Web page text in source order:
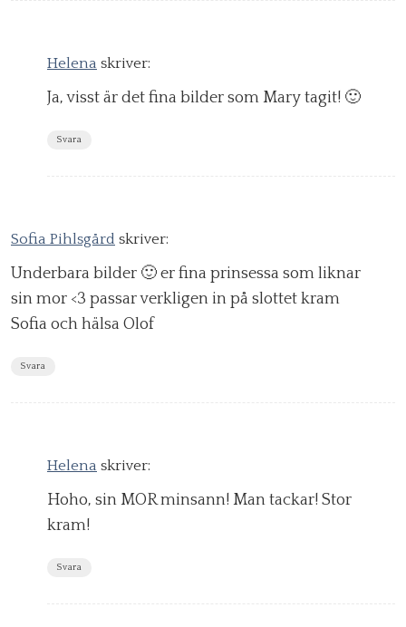
Helena skriver:
Ja, visst är det fina bilder som Mary tagit! 🙂
Svara
Sofia Pihlsgård skriver:
Underbara bilder 🙂 er fina prinsessa som liknar
sin mor <3 passar verkligen in på slottet kram
Sofia och hälsa Olof
Svara
Helena skriver:
Hoho, sin MOR minsann! Man tackar! Stor
kram!
Svara